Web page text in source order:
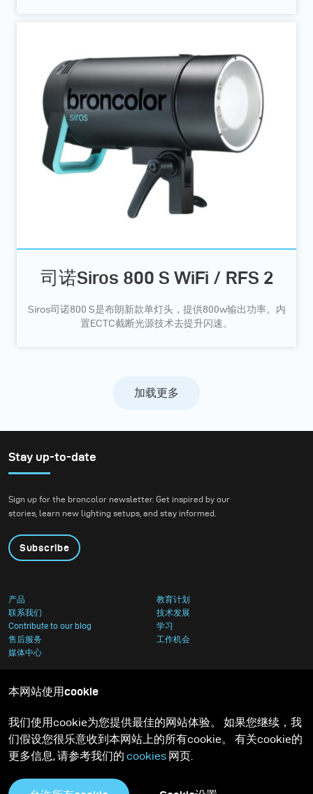
司诺Siros 800 S WiFi / RFS 2
Siros司诺800 S是布朗新款单灯头，提供800w输出功率。内
置ECTC截断光源技术去提升闪速。
加载更多
Stay up-to-date
Sign up for the broncolor newsletter. Get inspired by our
stories, learn new lighting setups, and stay informed.
Subscribe
产品
教育计划
联系我们
技术发展
Contribute to our blog
学习
售后服务
工作机会
媒体中心
本网站使用cookie
我们使用cookie为您提供最佳的网站体验。 如果您继续，我
们假设您很乐意收到本网站上的所有cookie。 有关cookie的
更多信息, 请参考我们的 cookies 网页.